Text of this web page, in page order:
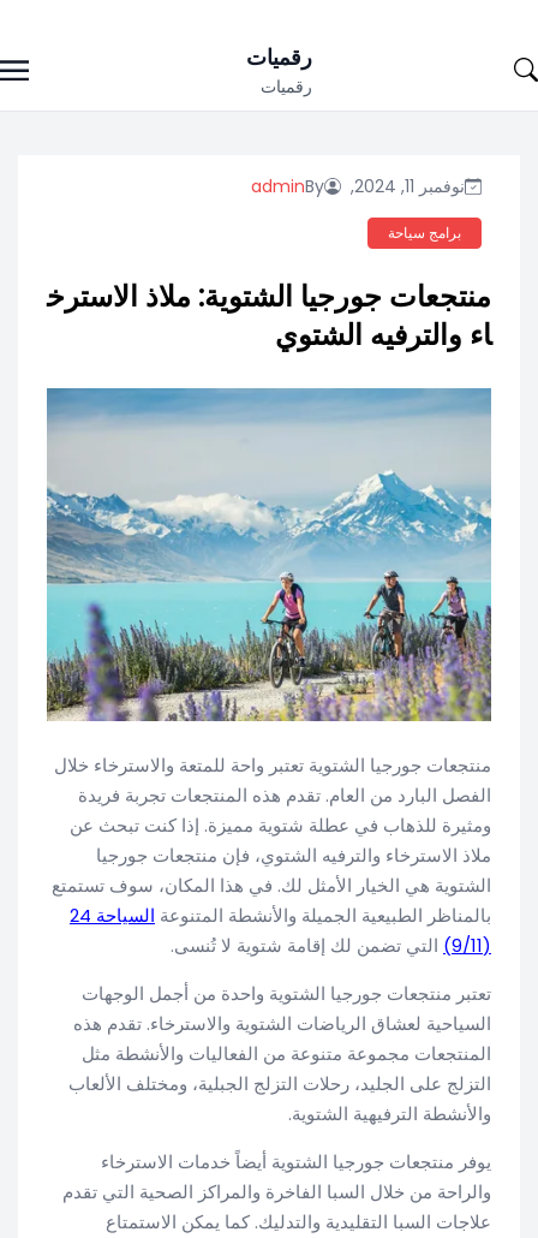
to
رقميات
رقميات
نوفمبر 11, 2024, By
admin
برامج سياحة
منتجعات جورجيا الشتوية: ملاذ الاسترخ
اء والترفيه الشتوي
منتجعات جورجيا الشتوية تعتبر واحة للمتعة والاسترخاء خلال
الفصل البارد من العام. تقدم هذه المنتجعات تجربة فريدة
ومثيرة للذهاب في عطلة شتوية مميزة. إذا كنت تبحث عن
ملاذ الاسترخاء والترفيه الشتوي، فإن منتجعات جورجيا
الشتوية هي الخيار الأمثل لك. في هذا المكان، سوف تستمتع
بالمناظر الطبيعية الجميلة والأنشطة المتنوعة
السياحة 24
(9/11)
التي تضمن لك إقامة شتوية لا تُنسى.
تعتبر منتجعات جورجيا الشتوية واحدة من أجمل الوجهات
السياحية لعشاق الرياضات الشتوية والاسترخاء. تقدم هذه
المنتجعات مجموعة متنوعة من الفعاليات والأنشطة مثل
التزلج على الجليد، رحلات التزلج الجبلية، ومختلف الألعاب
والأنشطة الترفيهية الشتوية.
يوفر منتجعات جورجيا الشتوية أيضاً خدمات الاسترخاء
والراحة من خلال السبا الفاخرة والمراكز الصحية التي تقدم
علاجات السبا التقليدية والتدليك. كما يمكن الاستمتاع